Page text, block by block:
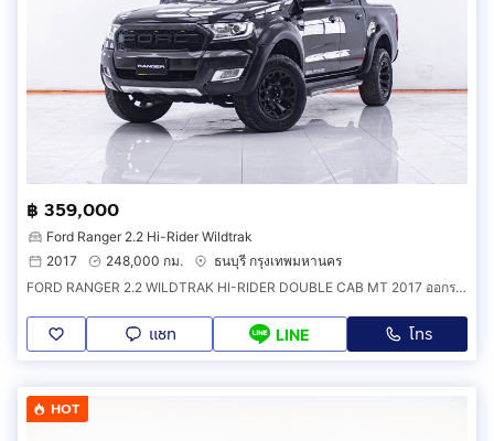
฿ 359,000
Ford Ranger 2.2 Hi-Rider Wildtrak
2017
248,000 กม.
ธนบุรี กรุงเทพมหานคร
FORD RANGER 2.2 WILDTRAK HI-RIDER DOUBLE CAB MT 2017 ออกรถ 0 บาท จัดได้ 379,000 บ. รหัสรถ 1F861
แชท LINE โทร
HOT